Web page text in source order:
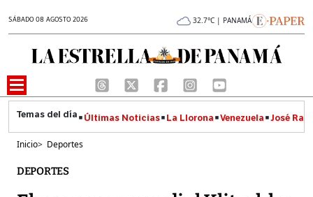
SÁBADO 08 AGOSTO 2026 32.7°C | PANAMÁ
Últimas Noticias La Llorona Venezuela José
Inicio> Deportes
DEPORTES